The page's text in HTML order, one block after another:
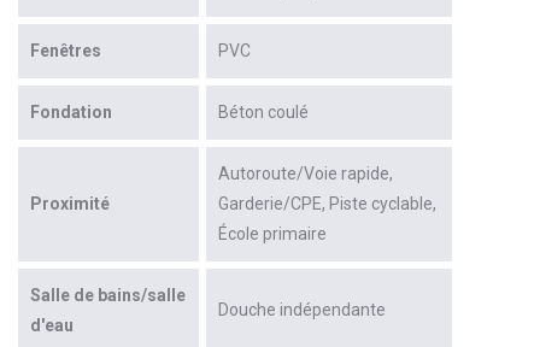
Fenêtres PVC
Fondation Béton coulé
Proximité
Autoroute/Voie rapide
Garderie/CPE Piste cyclable
École primaire
Salle de bains/salle
d'eau
Douche indépendante